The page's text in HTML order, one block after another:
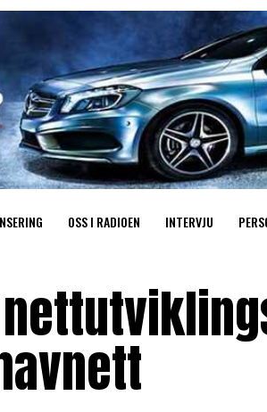
OSS I RADIOEN INTERVJU